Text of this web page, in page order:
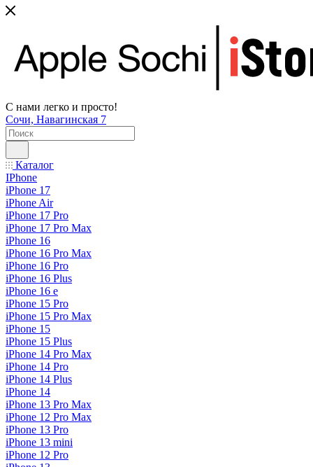
С нами легко и просто!
Сочи, Навагинская 7
Каталог
IPhone
iPhone 17
iPhone Air
iPhone 17 Pro
iPhone 17 Pro Max
iPhone 16
iPhone 16 Pro Max
iPhone 16 Pro
iPhone 16 Plus
iPhone 16 e
iPhone 15 Pro
iPhone 15 Pro Max
iPhone 15
iPhone 15 Plus
iPhone 14 Pro Max
iPhone 14 Pro
iPhone 14 Plus
iPhone 14
iPhone 13 Pro Max
iPhone 12 Pro Max
iPhone 13 Pro
iPhone 13 mini
iPhone 12 Pro